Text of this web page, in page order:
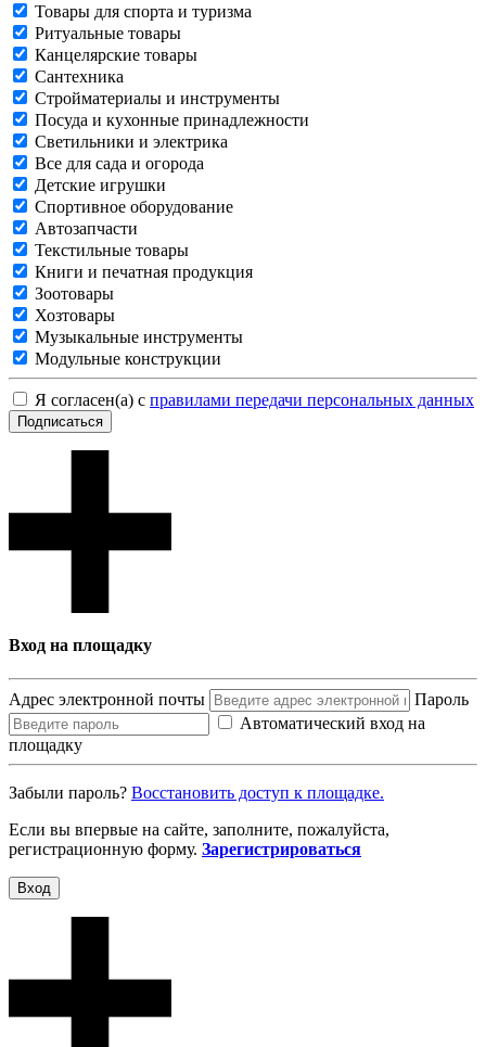
Товары для спорта и туризма
Ритуальные товары
Канцелярские товары
Сантехника
Стройматериалы и инструменты
Посуда и кухонные принадлежности
Светильники и электрика
Все для сада и огорода
Детские игрушки
Спортивное оборудование
Автозапчасти
Текстильные товары
Книги и печатная продукция
Зоотовары
Хозтовары
Музыкальные инструменты
Модульные конструкции
Я согласен(а) с правилами передачи персональных данных
Подписаться
Вход на площадку
Адрес электронной почты
Пароль
Автоматический вход на
площадку
Забыли пароль? Восcтановить доступ к площадке.
Если вы впервые на сайте, заполните, пожалуйста,
регистрационную форму. Зарегистрироваться
Вход